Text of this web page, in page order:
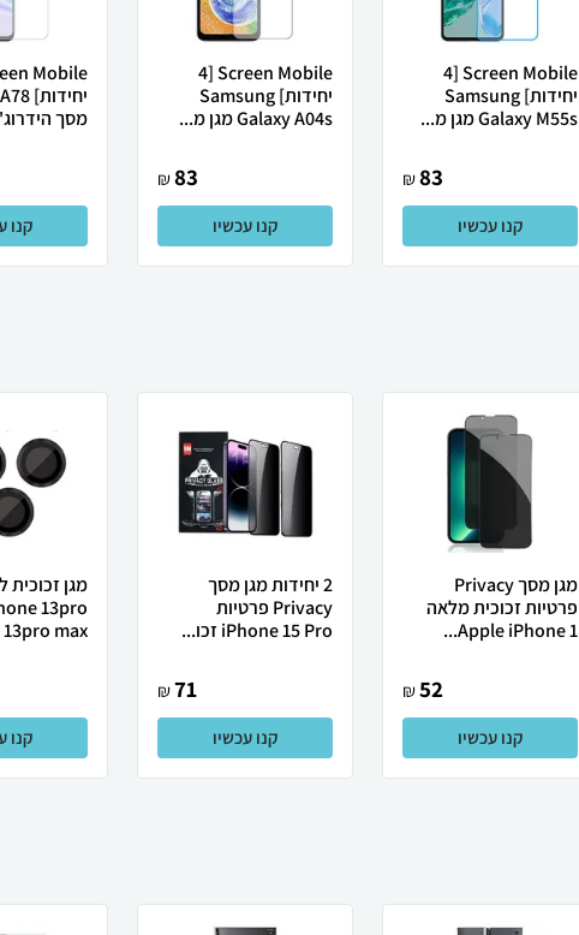
Screen Mobile [4
יחידות] Samsung
Galaxy M55s מגן מ...
83
₪
קנו עכשיו
Screen Mobile [4
יחידות] Samsung
Galaxy A04s מגן מ...
83
₪
קנו עכשיו
מסך
קנו
מגן מסך Privacy
פרטיות זכוכית מלאה
Apple iPhone 1...
52
₪
קנו עכשיו
2 יחידות מגן מסך
Privacy פרטיות
iPhone 15 Pro זכו...
71
₪
קנו עכשיו
מגן
13pro
13pro max
קנו